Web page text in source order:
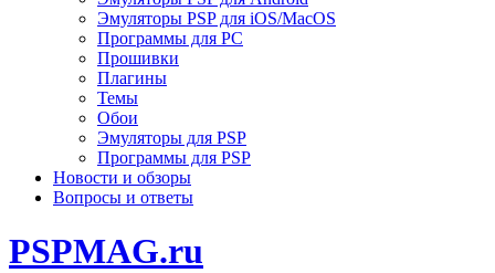
Эмуляторы PSP для iOS/MacOS
Программы для PC
Прошивки
Плагины
Темы
Обои
Эмуляторы для PSP
Программы для PSP
Новости и обзоры
Вопросы и ответы
PSPMAG.ru